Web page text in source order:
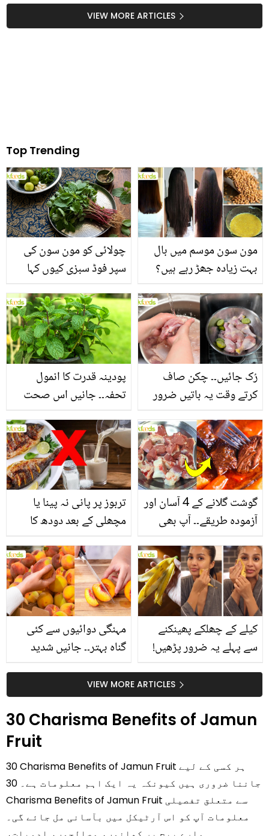
VIEW MORE ARTICLES
Top Trending
چولائی کو مون سون کی
سپر فوڈ سبزی کیوں کہا
منرلز اور اینٹی آکسیڈنٹس
سے بھرپور اس سبزی کے
فائدے
مون سون موسم میں بال
بہت زیادہ جھڑ رہے ہیں؟
بنانے کے چند قدرتی طریقے
پودینہ قدرت کا انمول
تحفہ۔۔ جانیں اس صحت
انگیز طبی فوائد
رُک جائیں۔۔ چکن صاف
کرتے وقت یہ باتیں ضرور
تربوز پر پانی نہ پینا یا
مچھلی کے بعد دودھ کا
سے متعلق غلط فہمیوں کی
حقیقت کیا ہے اور افواہ
کیا؟
گوشت گلانے کے 4 آسان اور
آزمودہ طریقے۔۔ آپ بھی
بتائے راز
مہنگی دوائیوں سے کئی
گناہ بہتر۔۔ جانیں شدید
کیوں کھانا چاہیے؟
کیلے کے چھلکے پھینکنے
سے پہلے یہ ضرور پڑھیں!
سستا اور قدرتی حلVIEW MORE ARTICLES
30 Charisma Benefits of Jamun
Fruit
30 Charisma Benefits of Jamun Fruit ہر کسی کے لیے
جاننا ضروری ہیں کیونکہ یہ ایک اہم معلومات ہے۔ 30
Charisma Benefits of Jamun Fruit سے متعلق تفصیلی
معلومات آپ کو اس آرٹیکل میں بآسانی مل جائے گی۔